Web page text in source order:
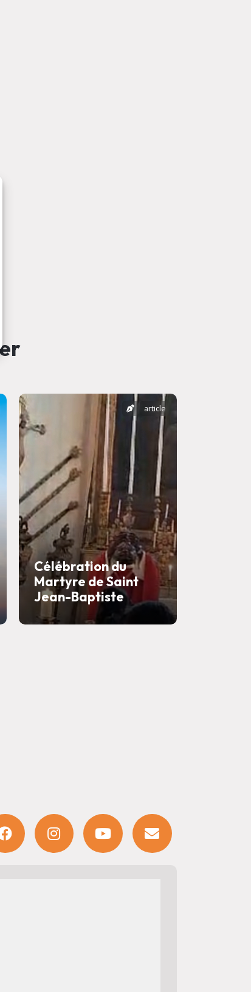
Célébration du
Martyre de Saint
Jean-Baptiste
article